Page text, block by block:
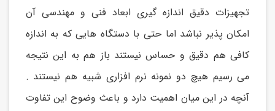
تجهیزات دقیق اندازه گیری ابعاد فنی و مهندسی آن
امکان پذیر نباشد اما حتی با دستگاه هایی که به اندازه
کافی هم دقیق و حساس نیستند باز هم به این نتیجه
می رسیم هیچ دو نمونه نرم افزاری شبیه هم نیستند .
آنچه در این میان اهمیت دارد و باعث وضوح این تفاوت